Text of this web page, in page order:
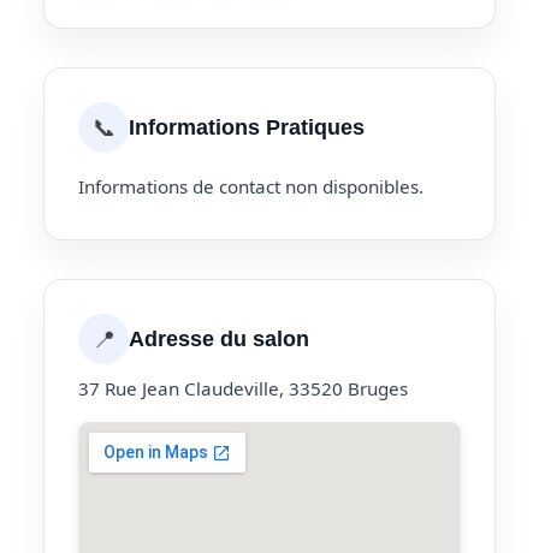
📞 Informations Pratiques
Informations de contact non disponibles.
📍 Adresse du salon
37 Rue Jean Claudeville, 33520 Bruges